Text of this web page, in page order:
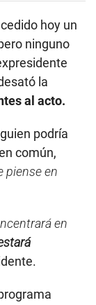
hoy un
ninguno
la
al acto.
podría
común,
piense en
en